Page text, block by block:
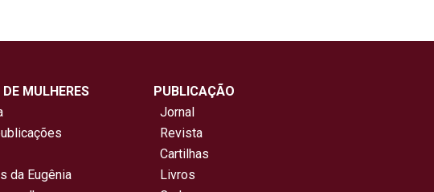
MULHERES
da Eugênia
PUBLICAÇÃO
Jornal
Revista
Cartilhas
Livros